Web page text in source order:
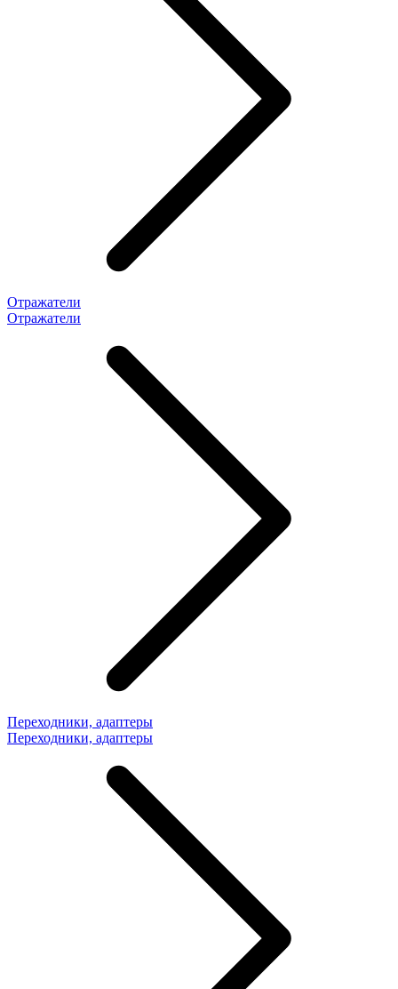
Отражатели
Отражатели
Переходники, адаптеры
Переходники, адаптеры